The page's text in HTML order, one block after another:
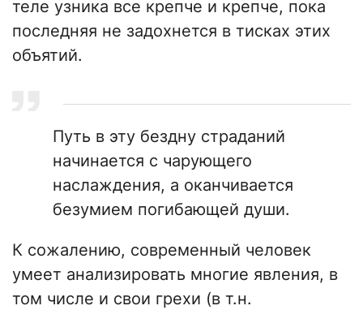
теле узника все крепче и крепче, пока
последняя не задохнется в тисках этих
объятий.
Путь в эту бездну страданий
начинается с чарующего
наслаждения, а оканчивается
безумием погибающей души.
К сожалению, современный человек
умеет анализировать многие явления, в
том числе и свои грехи (в т.н.